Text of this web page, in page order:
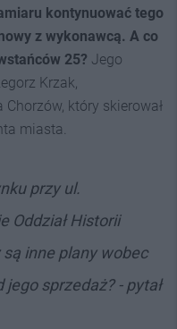
kontynuować tego
z wykonawcą. A co
25? Jego
Krzak,
który skierował
miasta.
przy ul.
Oddział Historii
inne plany wobec
jego sprzedaż? - pytał